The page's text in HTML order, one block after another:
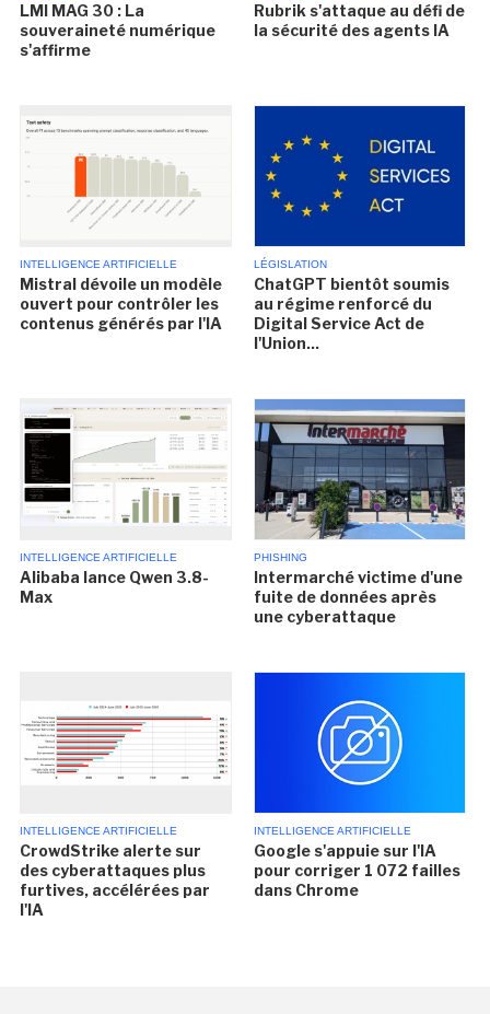
LMI MAG 30 : La
souveraineté numérique
s'affirme
Rubrik s'attaque au défi de
la sécurité des agents IA
INTELLIGENCE ARTIFICIELLE
Mistral dévoile un modèle
ouvert pour contrôler les
contenus générés par l'IA
LÉGISLATION
ChatGPT bientôt soumis
au régime renforcé du
Digital Service Act de
l'Union...
INTELLIGENCE ARTIFICIELLE
Alibaba lance Qwen 3.8-
Max
PHISHING
Intermarché victime d'une
fuite de données après
une cyberattaque
INTELLIGENCE ARTIFICIELLE
CrowdStrike alerte sur
des cyberattaques plus
furtives, accélérées par
l'IA
INTELLIGENCE ARTIFICIELLE
Google s'appuie sur l'IA
pour corriger 1 072 failles
dans Chrome